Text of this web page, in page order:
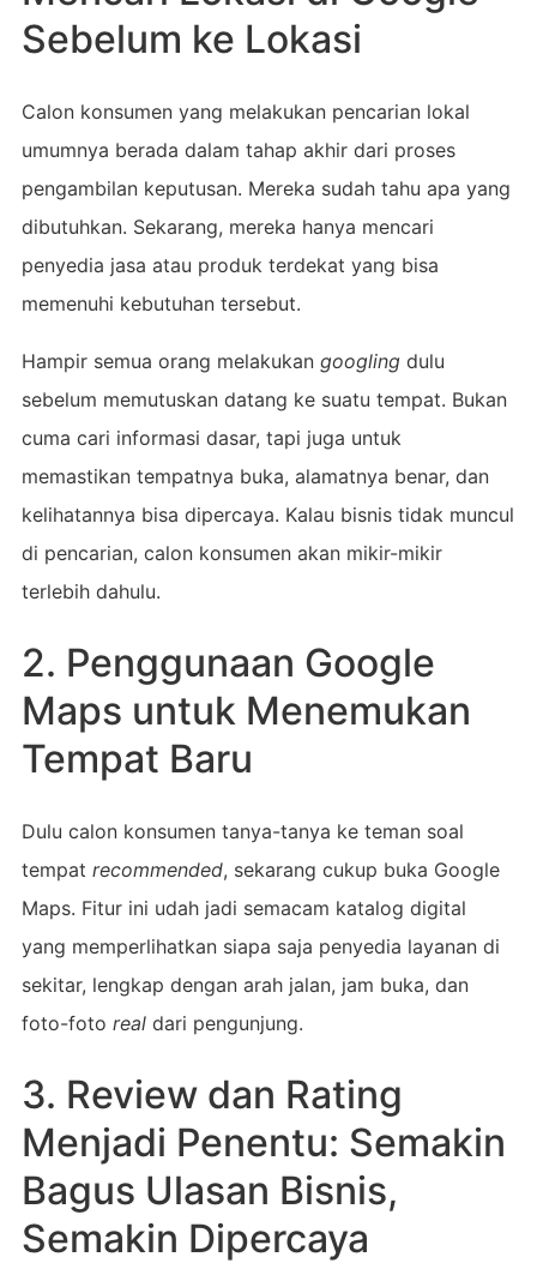
Sebelum ke Lokasi
Calon konsumen yang melakukan pencarian lokal
umumnya berada dalam tahap akhir dari proses
pengambilan keputusan. Mereka sudah tahu apa yang
dibutuhkan. Sekarang, mereka hanya mencari
penyedia jasa atau produk terdekat yang bisa
memenuhi kebutuhan tersebut.
Hampir semua orang melakukan googlingdulu
sebelum memutuskan datang ke suatu tempat. Bukan
cuma cari informasi dasar, tapi juga untuk
memastikan tempatnya buka, alamatnya benar, dan
kelihatannya bisa dipercaya. Kalau bisnis tidak muncul
di pencarian, calon konsumen akan mikir-mikir
terlebih dahulu.
2. Penggunaan Google
Maps untuk Menemukan
Tempat Baru
Dulu calon konsumen tanya-tanya ke teman soal
tempat recommended, sekarang cukup buka Google
Maps. Fitur ini udah jadi semacam katalog digital
yang memperlihatkan siapa saja penyedia layanan di
sekitar, lengkap dengan arah jalan, jam buka, dan
foto-foto realdari pengunjung.
3. Review dan Rating
Menjadi Penentu: Semakin
Bagus Ulasan Bisnis,
Semakin Dipercaya